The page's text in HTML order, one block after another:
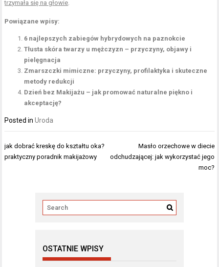
trzymała się na głowie
Powiązane wpisy:
6 najlepszych zabiegów hybrydowych na paznokcie
Tłusta skóra twarzy u mężczyzn – przyczyny, objawy i
pielęgnacja
Zmarszczki mimiczne: przyczyny, profilaktyka i skuteczne
metody redukcji
Dzień bez Makijażu – jak promować naturalne piękno i
akceptację?
Posted inUroda
Nawigacja
wpisu
jak dobrać kreskę do kształtu oka?
praktyczny poradnik makijażowy
Masło orzechowe w diecie
odchudzającej: jak wykorzystać jego
moc?
OSTATNIE WPISY